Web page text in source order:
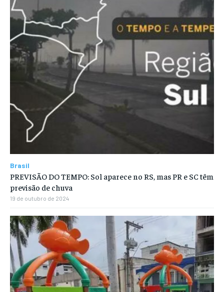
Brasil
PREVISÃO DO TEMPO: Sol aparece no RS, mas PR e SC têm
previsão de chuva
19 de outubro de 2024